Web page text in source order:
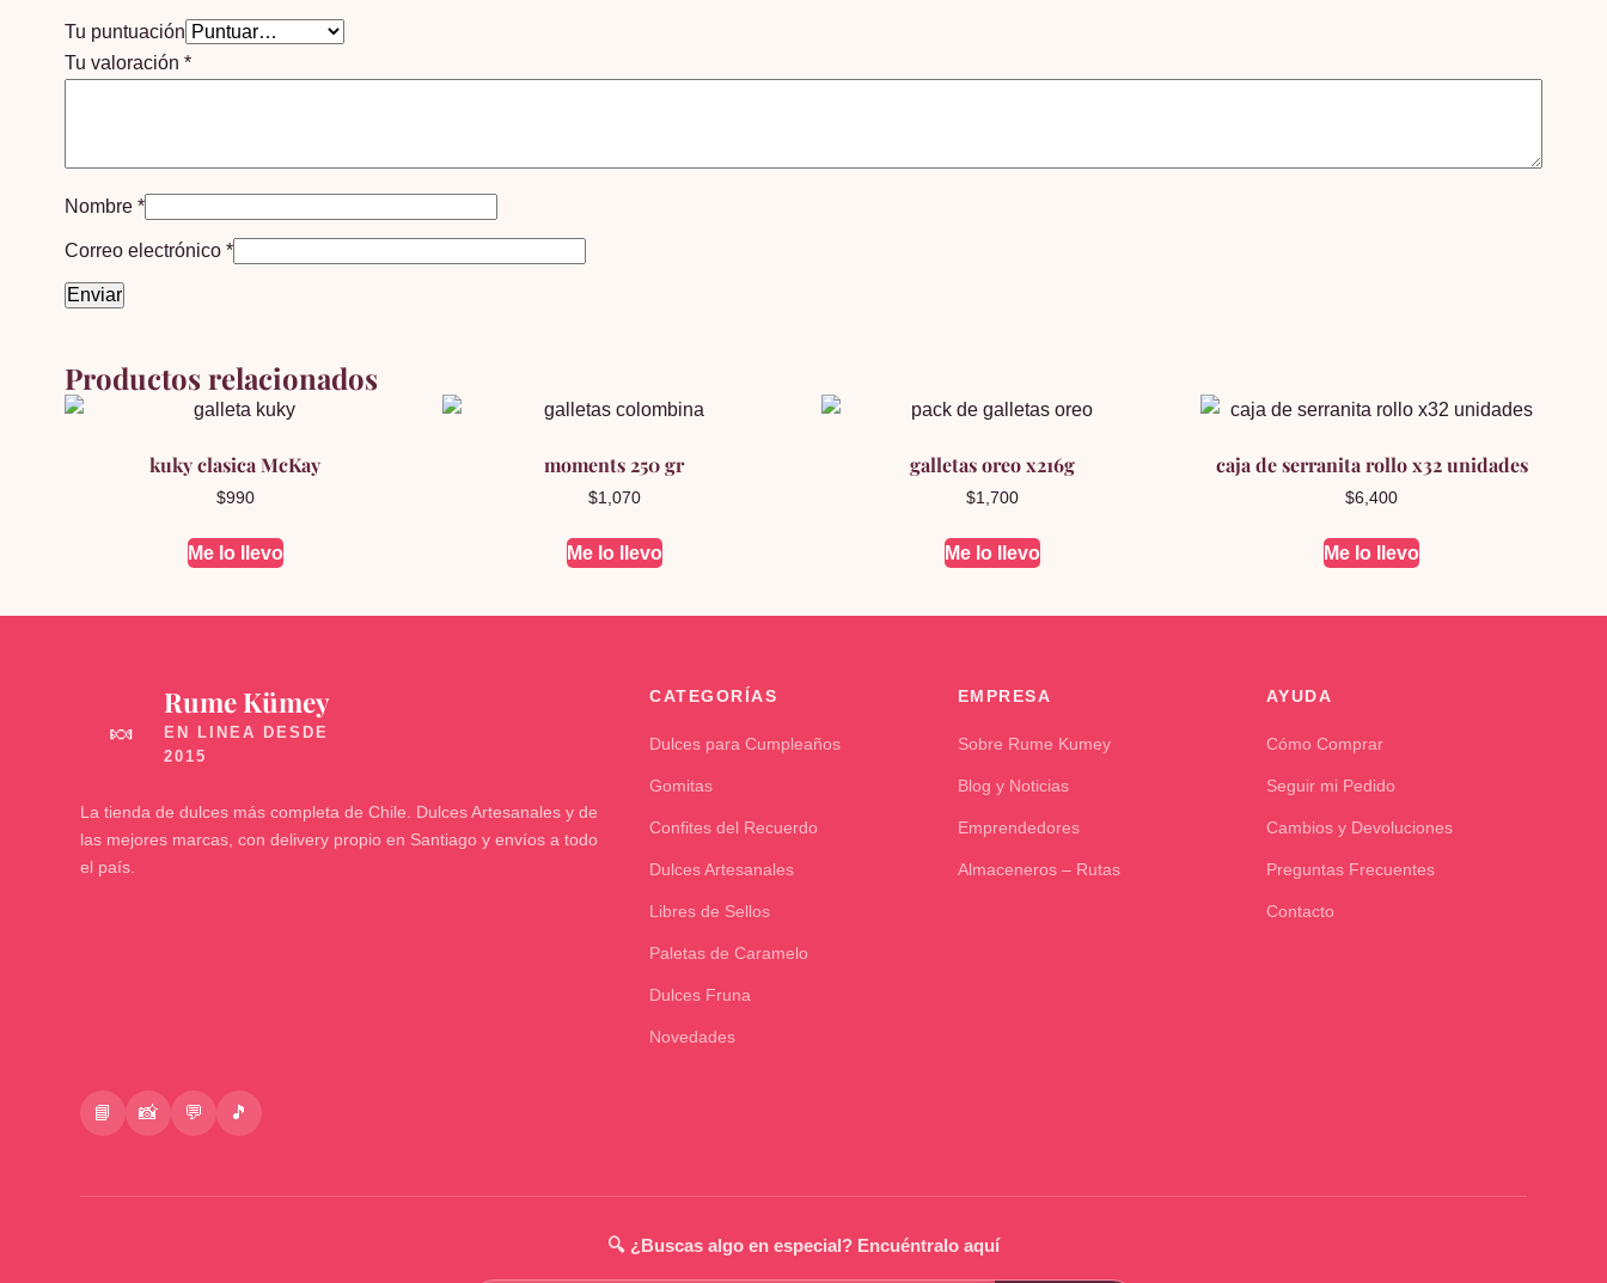
Tu puntuación
Tu valoración *
Nombre *
Correo electrónico *
Productos relacionados
kuky clasica McKay
$990
Me lo llevo
moments 250 gr
$1,070
Me lo llevo
galletas oreo x216g
$1,700
Me lo llevo
caja de serranita rollo x32 unidades
$6,400
Me lo llevo
🍬
Rume Kümey
La tienda de dulces más completa de Chile. Dulces Artesanales y de
las mejores marcas, con delivery propio en Santiago y envíos a todo
el país.
📘 📸 💬 🎵
CATEGORÍAS
Dulces para Cumpleaños
Gomitas
Confites del Recuerdo
Dulces Artesanales
Libres de Sellos
Paletas de Caramelo
Dulces Fruna
Novedades
EMPRESA
Sobre Rume Kumey
Blog y Noticias
Emprendedores
Almaceneros – Rutas
AYUDA
Cómo Comprar
Seguir mi Pedido
Cambios y Devoluciones
Preguntas Frecuentes
Contacto
🔍 ¿Buscas algo en especial? Encuéntralo aquí